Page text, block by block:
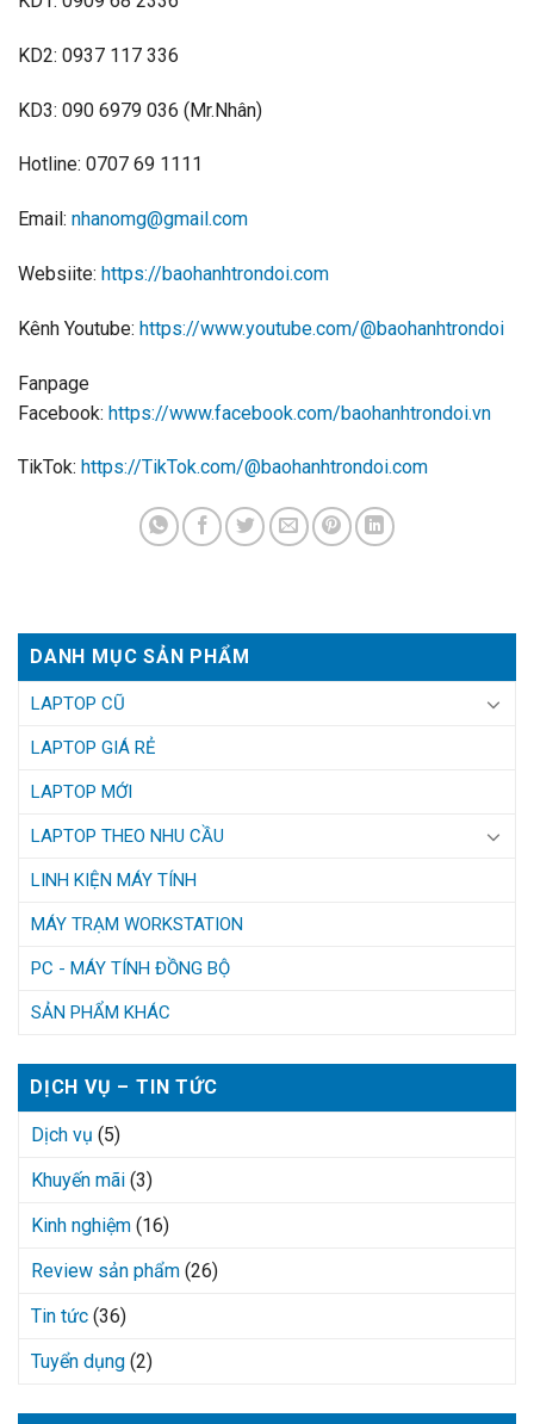
KD2: 0937 117 336
KD3: 090 6979 036 (Mr.Nhân)
Hotline: 0707 69 1111
Email: nhanomg@gmail.com
Websiite: https://baohanhtrondoi.com
Kênh Youtube: https://www.youtube.com/@baohanhtrondoi
Fanpage
Facebook: https://www.facebook.com/baohanhtrondoi.vn
TikTok: https://TikTok.com/@baohanhtrondoi.com
DANH MỤC SẢN PHẨM
LAPTOP CŨ
LAPTOP GIÁ RẺ
LAPTOP MỚI
LAPTOP THEO NHU CẦU
LINH KIỆN MÁY TÍNH
MÁY TRẠM WORKSTATION
PC - MÁY TÍNH ĐỒNG BỘ
SẢN PHẨM KHÁC
DỊCH VỤ – TIN TỨC
Dịch vụ (5)
Khuyến mãi (3)
Kinh nghiệm (16)
Review sản phẩm (26)
Tin tức (36)
Tuyển dụng (2)